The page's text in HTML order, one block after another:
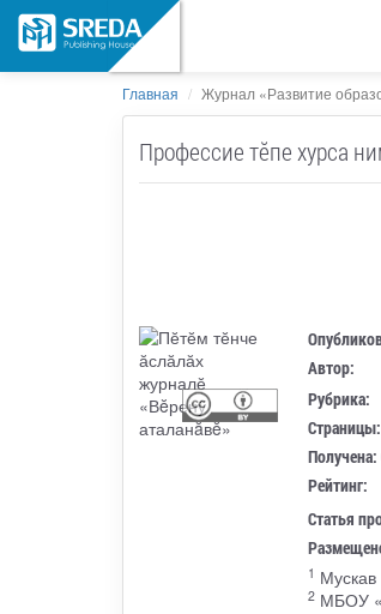
Главная Журнал «Развитие
Профессие тӗпе хурса
Автор:
Рубрика:
Страницы:
Рейтинг:
Статья
1
2 МБОУ